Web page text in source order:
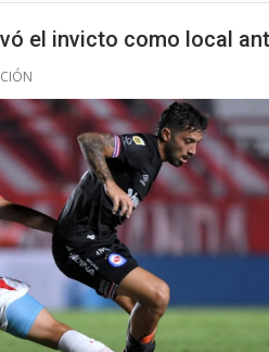
el invicto como local